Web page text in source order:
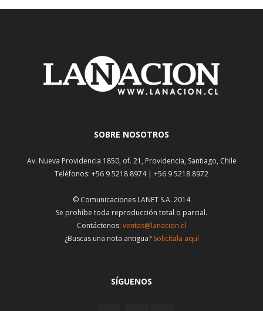
SOBRE NOSOTROS
Av. Nueva Providencia 1850, of. 21, Providencia, Santiago, Chile
Teléfonos: +56 9 5218 8974 | +56 9 5218 8972
© Comunicaciones LANET S.A. 2014
Se prohíbe toda reproducción total o parcial.
Contáctenos: ventas@lanacion.cl
¿Buscas una nota antigua? Solicítala aquí
SÍGUENOS